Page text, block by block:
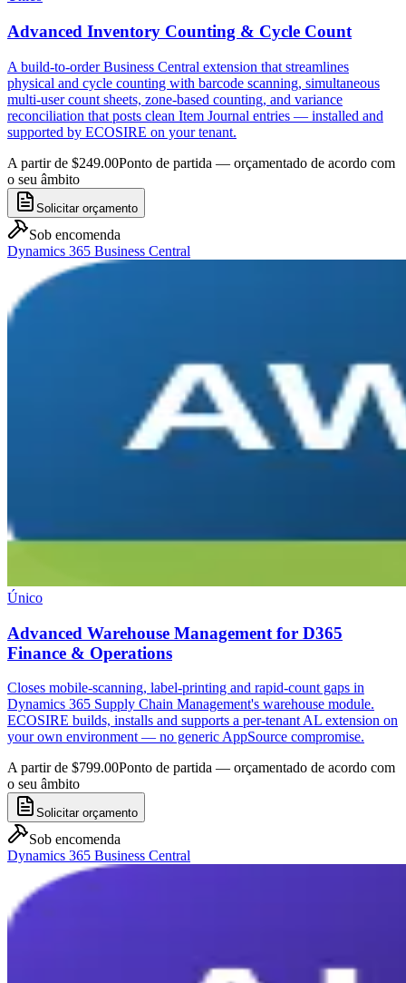
Advanced Inventory Counting & Cycle Count
A build-to-order Business Central extension that streamlines
physical and cycle counting with barcode scanning, simultaneous
multi-user count sheets, zone-based counting, and variance
reconciliation that posts clean Item Journal entries — installed and
supported by ECOSIRE on your tenant.
A partir de $249.00Ponto de partida — orçamentado de acordo com
o seu âmbito
Solicitar orçamento
Sob encomenda
Dynamics 365 Business Central
Único
Advanced Warehouse Management for D365
Finance & Operations
Closes mobile-scanning, label-printing and rapid-count gaps in
Dynamics 365 Supply Chain Management's warehouse module.
ECOSIRE builds, installs and supports a per-tenant AL extension on
your own environment — no generic AppSource compromise.
A partir de $799.00Ponto de partida — orçamentado de acordo com
o seu âmbito
Solicitar orçamento
Sob encomenda
Dynamics 365 Business Central